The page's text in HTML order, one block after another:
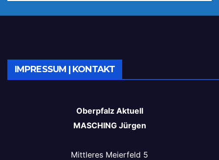
IMPRESSUM | KONTAKT
Oberpfalz Aktuell
MASCHING Jürgen
Mittleres Meierfeld 5